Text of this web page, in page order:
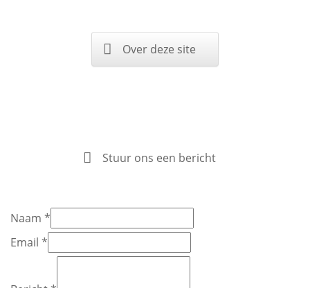
Over deze site
Stuur ons een bericht
Naam *
Email *